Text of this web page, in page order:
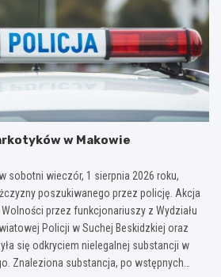
w Makowie
sobotni wieczór, 1 sierpnia 2026 roku,
poszukiwanego przez policję. Akcja
przez funkcjonariuszy z Wydziału
Policji w Suchej Beskidzkiej oraz
się odkryciem nielegalnej substancji w
Znaleziona substancja, po wstępnych…